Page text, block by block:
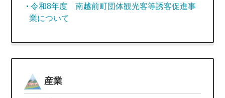
令和8年度 南越前町団体観光客等誘客促進事
業について
産業